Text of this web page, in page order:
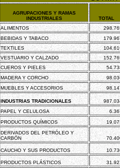
AGRUPACIONES Y RAMAS
INDUSTRIALES
TOTAL
ALIMENTOS
BEBIDAS Y TABACO
TEXTILES
VESTUARIO Y CALZADO
CUEROS Y PIELES
MADERA Y CORCHO
MUEBLES Y ACCESORIOS
INDUSTRIAS TRADICIONALES
PAPEL Y CELULOSA
PRODUCTOS QUÍMICOS
DERIVADOS DEL PETRÓLEO Y
CARBÓN
CAUCHO Y SUS PRODUCTOS
PRODUCTOS PLÁSTICOS